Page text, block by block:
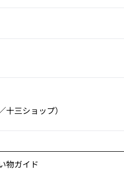
三ショップ）
物ガイド